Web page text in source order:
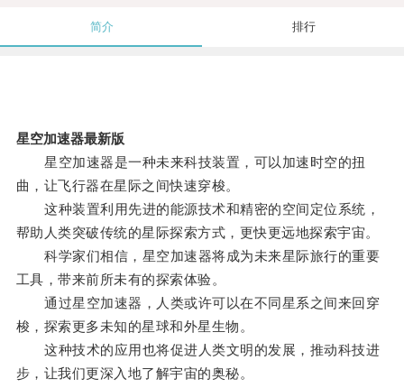
简介 排行
星空加速器最新版
星空加速器是一种未来科技装置，可以加速时空的扭
曲，让飞行器在星际之间快速穿梭。
这种装置利用先进的能源技术和精密的空间定位系统，
帮助人类突破传统的星际探索方式，更快更远地探索宇宙。
科学家们相信，星空加速器将成为未来星际旅行的重要
工具，带来前所未有的探索体验。
通过星空加速器，人类或许可以在不同星系之间来回穿
梭，探索更多未知的星球和外星生物。
这种技术的应用也将促进人类文明的发展，推动科技进
步，让我们更深入地了解宇宙的奥秘。